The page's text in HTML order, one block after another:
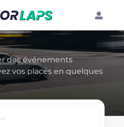
Rhône-
des événements
vos places en quelques